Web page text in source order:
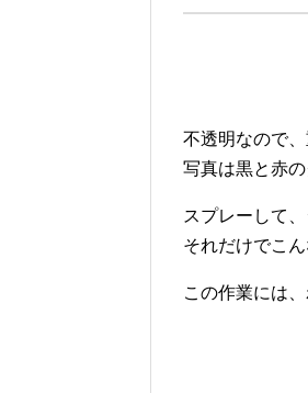
不透明なので
写真は黒と赤
スプレーして
それだけでこ
この作業には